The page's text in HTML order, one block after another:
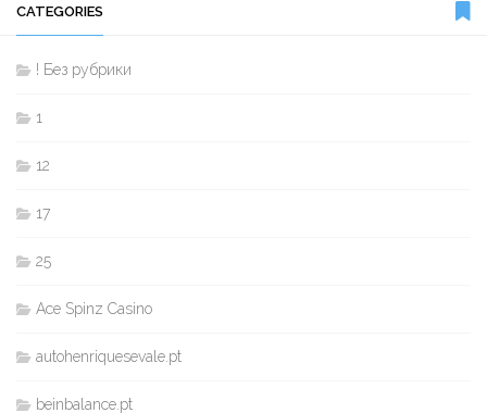
CATEGORIES
! Без рубрики
1
12
17
25
Ace Spinz Casino
autohenriquesevale.pt
beinbalance.pt